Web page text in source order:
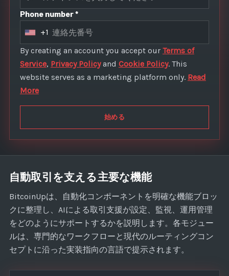
Phone number *
U
n
i
t
e
t
a
t
s
+
1
+1
By creating an account you accept our Terms of
Service, Privacy Policyand Cookie Policy. This
website serves as a marketing platform only. Read
More
始める
自動取引を支える主要な機能
BitcoinUpは、自動化コンポーネントを明確な機能ブロッ
クに整理し、AIによる取引支援が設定、監視、運用管理
をどのようにサポートするかを説明します。各モジュー
ルは、専門的なワークフローと現代のルーティングコン
セプトに沿った実装指向の言語で提示されます。